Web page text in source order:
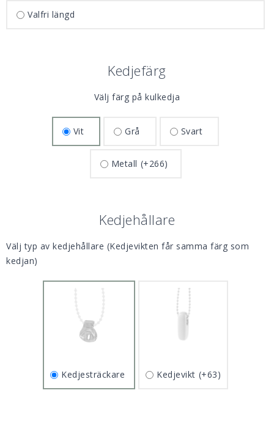
Valfri längd
Kedjefärg
Välj färg på kulkedja
Vit Grå Svart
Metall (+266)
Kedjehållare
Välj typ av kedjehållare (Kedjevikten får samma färg som
kedjan)
Kedjesträckare Kedjevikt (+63)